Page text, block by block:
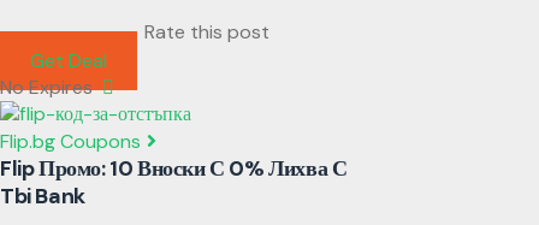
Rate this post
Get Deal
No Expires
Flip.bg Coupons
Flip Промо: 10 Вноски С 0% Лихва С
Tbi Bank